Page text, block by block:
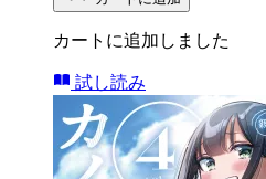
カートに追加しました
試し読み